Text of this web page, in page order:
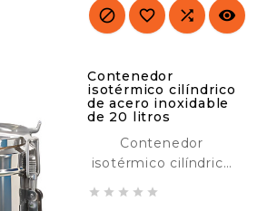
buffet, etc.
   
Contenedor
isotérmico cilíndrico
de acero inoxidable
de 20 litros
Contenedor
isotérmico cilíndrico
    